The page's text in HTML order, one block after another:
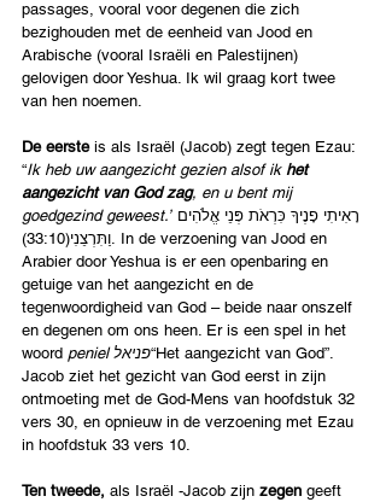
passages, vooral voor degenen die zich
bezighouden met de eenheid van Jood en
Arabische (vooral Israëli en Palestijnen)
gelovigen door Yeshua. Ik wil graag kort twee
van hen noemen.
De eerste is als Israël (Jacob) zegt tegen Ezau:
“Ik heb uw aangezicht gezien alsof ik het
aangezicht van God zag, en u bent mij
goedgezind geweest.” רָאִיתִי פָנֶיךָ כִּרְאֹת פְּנֵי אֱלֹהִים
וַתִּרְצֵנִי(33:10). In de verzoening van Jood en
Arabier door Yeshua is er een openbaring en
getuige van het aangezicht en de
tegenwoordigheid van God – beide naar onszelf
en degenen om ons heen. Er is een spel in het
woord
peniel פניאל“Het aangezicht van God”.
Jacob ziet het gezicht van God eerst in zijn
ontmoeting met de God-Mens van hoofdstuk 32
vers 30, en opnieuw in de verzoening met Ezau
in hoofdstuk 33 vers 10.
Ten tweede, als Israël -Jacob zijn zegen geeft